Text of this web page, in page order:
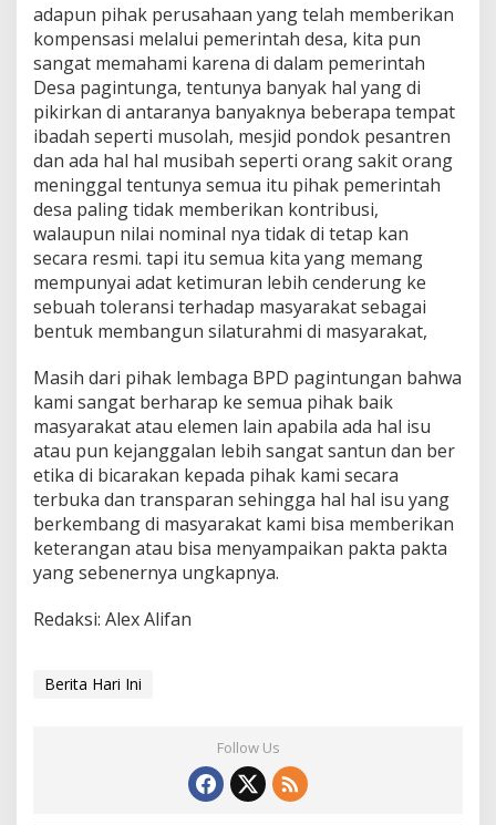
adapun pihak perusahaan yang telah memberikan
kompensasi melalui pemerintah desa, kita pun
sangat memahami karena di dalam pemerintah
Desa pagintunga, tentunya banyak hal yang di
pikirkan di antaranya banyaknya beberapa tempat
ibadah seperti musolah, mesjid pondok pesantren
dan ada hal hal musibah seperti orang sakit orang
meninggal tentunya semua itu pihak pemerintah
desa paling tidak memberikan kontribusi,
walaupun nilai nominal nya tidak di tetap kan
secara resmi. tapi itu semua kita yang memang
mempunyai adat ketimuran lebih cenderung ke
sebuah toleransi terhadap masyarakat sebagai
bentuk membangun silaturahmi di masyarakat,
Masih dari pihak lembaga BPD pagintungan bahwa
kami sangat berharap ke semua pihak baik
masyarakat atau elemen lain apabila ada hal isu
atau pun kejanggalan lebih sangat santun dan ber
etika di bicarakan kepada pihak kami secara
terbuka dan transparan sehingga hal hal isu yang
berkembang di masyarakat kami bisa memberikan
keterangan atau bisa menyampaikan pakta pakta
yang sebenernya ungkapnya.
Redaksi: Alex Alifan
Berita Hari Ini
Follow Us